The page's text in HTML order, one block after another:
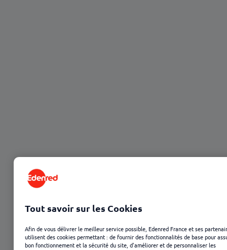
06 août 2025
Tout savoir sur les Cookies
Afin de vous délivrer le meilleur service possible, Edenred France et ses
utilisent des cookies permettant : de fournir des fonctionnalités de base pour
bon fonctionnement et la sécurité du site, d'améliorer et de personnaliser les